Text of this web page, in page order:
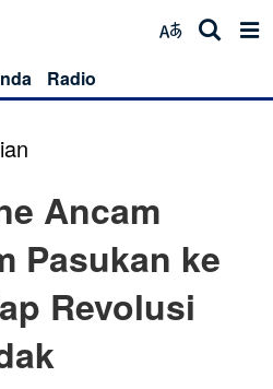
Radio
Ancam
Pasukan ke
Revolusi